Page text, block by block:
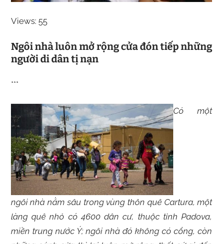
Views: 55
Ngôi nhà luôn mở rộng cửa đón tiếp những
người di dân tị nạn
***
Có một
ngôi nhà nằm sâu trong vùng thôn quê Cartura, một
làng quê nhỏ có 4600 dân cư, thuộc tỉnh Padova,
miền trung nước Ý; ngôi nhà đó không có cổng, còn